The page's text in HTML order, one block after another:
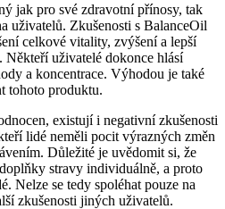
jak pro své zdravotní přínosy, tak
uživatelů. Zkušenosti s BalanceOil
celkové vitality, zvýšení a lepší
Někteří uživatelé dokonce hlásí
a koncentrace. Výhodou je také
tohoto produktu.
existují i negativní zkušenosti
lidé neměli pocit výrazných změn
Důležité je uvědomit si, že
stravy individuálně, a proto
Nelze se tedy spoléhat pouze na
zkušenosti jiných uživatelů.